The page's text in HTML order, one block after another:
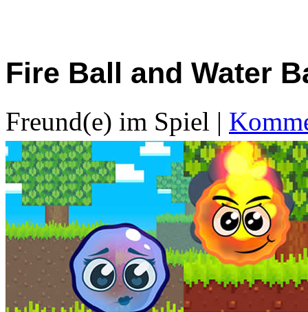
Fire Ball and Water
Freund(e) im Spiel |